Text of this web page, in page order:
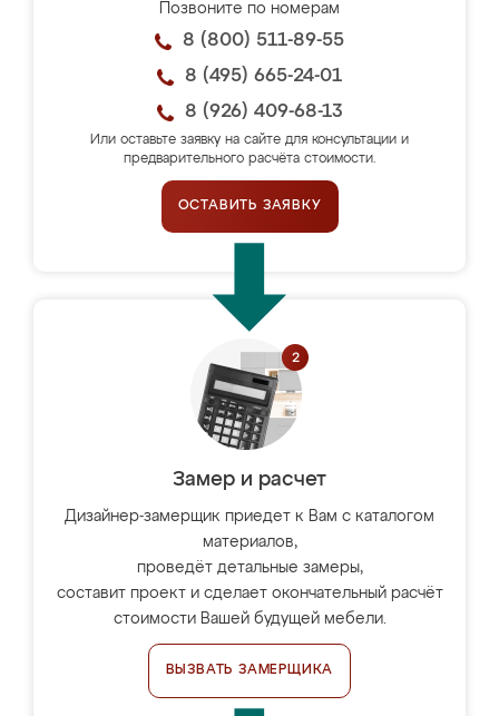
Позвоните по номерам
8 (800) 511-89-55
8 (495) 665-24-01
8 (926) 409-68-13
Или оставьте заявку на сайте для консультации и
предварительного расчёта стоимости.
ОСТАВИТЬ ЗАЯВКУ
Замер и расчет
Дизайнер-замерщик приедет к Вам с каталогом
материалов,
проведёт детальные замеры,
составит проект и сделает окончательный расчёт
стоимости Вашей будущей мебели.
ВЫЗВАТЬ ЗАМЕРЩИКА